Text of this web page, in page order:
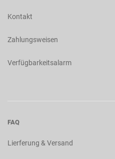
Kontakt
Zahlungsweisen
Verfügbarkeitsalarm
FAQ
Lierferung & Versand